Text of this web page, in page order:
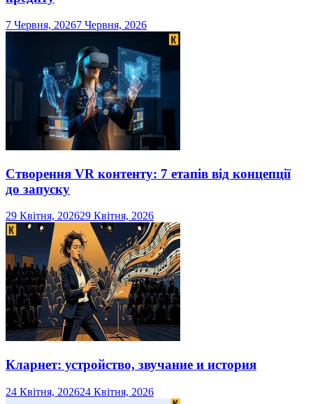
7 Червня, 20267 Червня, 2026
Створення VR контенту: 7 етапів від концепції
до запуску
29 Квітня, 202629 Квітня, 2026
Кларнет: устройство, звучание и история
24 Квітня, 202624 Квітня, 2026